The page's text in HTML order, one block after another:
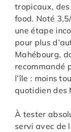
tropicaux,
food. Noté
une étape
pour plus
Mahébourg,
recommandé
l’île : moins
quotidien des
À tester
servi avec de